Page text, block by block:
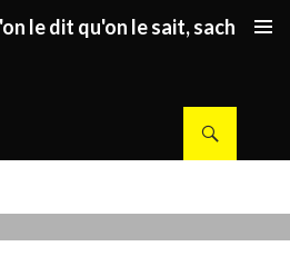
le dit qu'on le sait, sachez